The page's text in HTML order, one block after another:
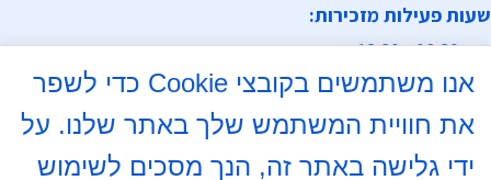
שעות פעילות מזכירות:
א-ה 08:30 - 12:30
א, ד 16:00- 18:00
אנו משתמשים בקובצי Cookie כדי לשפר
את חוויית המשתמש שלך באתר שלנו. על
ידי גלישה באתר זה, הנך מסכים לשימוש